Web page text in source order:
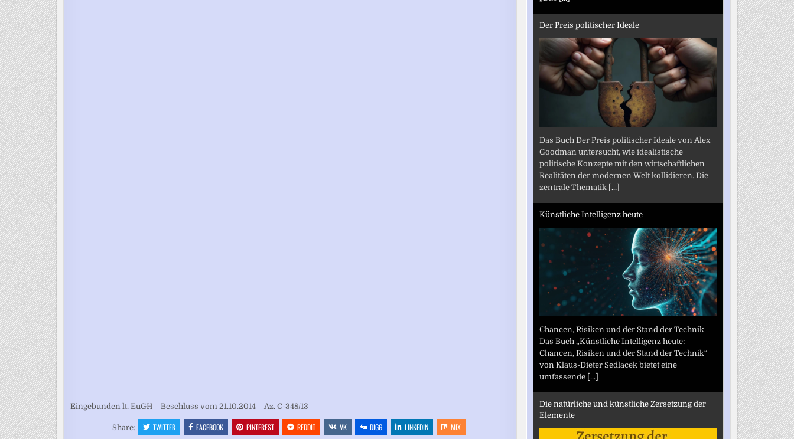
Eingebunden lt. EuGH – Beschluss vom 21.10.2014 – Az. C-348/13
Share: TWITTER FACEBOOK PINTEREST REDDIT VK DIGG LINKEDIN MIX
Der Preis politischer Ideale
Das Buch Der Preis politischer Ideale von Alex
Goodman untersucht, wie idealistische
politische Konzepte mit den wirtschaftlichen
Realitäten der modernen Welt kollidieren. Die
zentrale Thematik [...]
Künstliche Intelligenz heute
Chancen, Risiken und der Stand der Technik
Das Buch „Künstliche Intelligenz heute:
Chancen, Risiken und der Stand der Technik“
von Klaus-Dieter Sedlacek bietet eine
umfassende [...]
Die natürliche und künstliche Zersetzung der
Elemente